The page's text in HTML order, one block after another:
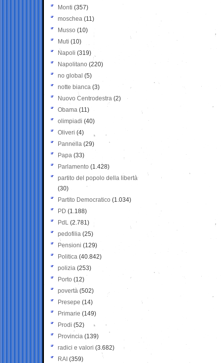
Monti (357)
moschea (11)
Musso (10)
Muti (10)
Napoli (319)
Napolitano (220)
no global (5)
notte bianca (3)
Nuovo Centrodestra (2)
Obama (11)
olimpiadi (40)
Oliveri (4)
Pannella (29)
Papa (33)
Parlamento (1.428)
partito del popolo della libertà
(30)
Partito Democratico (1.034)
PD (1.188)
PdL (2.781)
pedofilia (25)
Pensioni (129)
Politica (40.842)
polizia (253)
Porto (12)
povertà (502)
Presepe (14)
Primarie (149)
Prodi (52)
Provincia (139)
radici e valori (3.682)
RAI (359)